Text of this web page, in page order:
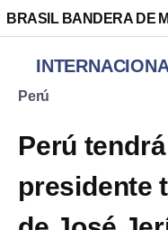
BRASIL BANDERA DE
Perú
Perú
presidente